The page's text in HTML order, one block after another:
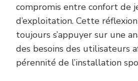
compromis entre confort de
d’exploitation. Cette
toujours s’appuyer sur une
des besoins des utilisateurs
pérennité de l’installation